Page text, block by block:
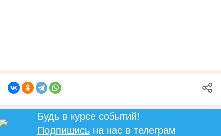
Будь в курсе событий!
Подпишисьна нас в телеграм